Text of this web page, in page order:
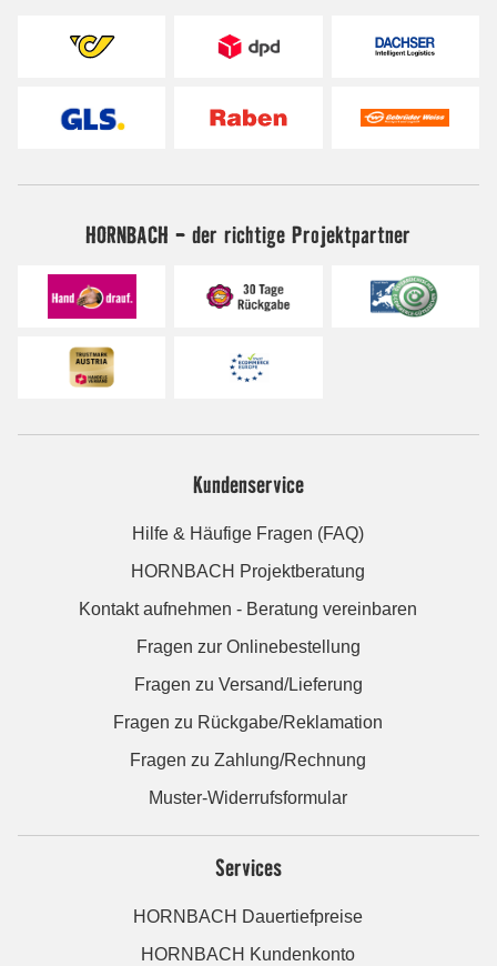
HORNBACH - der richtige Projektpartner
Kundenservice
Hilfe & Häufige Fragen (FAQ)
HORNBACH Projektberatung
Kontakt aufnehmen - Beratung vereinbaren
Fragen zur Onlinebestellung
Fragen zu Versand/Lieferung
Fragen zu Rückgabe/Reklamation
Fragen zu Zahlung/Rechnung
Muster-Widerrufsformular
Services
HORNBACH Dauertiefpreise
HORNBACH Kundenkonto